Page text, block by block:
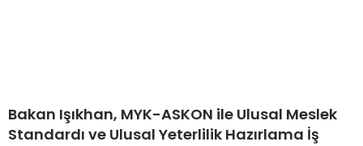
Bakan Işıkhan, MYK-ASKON ile Ulusal Meslek
Standardı ve Ulusal Yeterlilik Hazırlama İş